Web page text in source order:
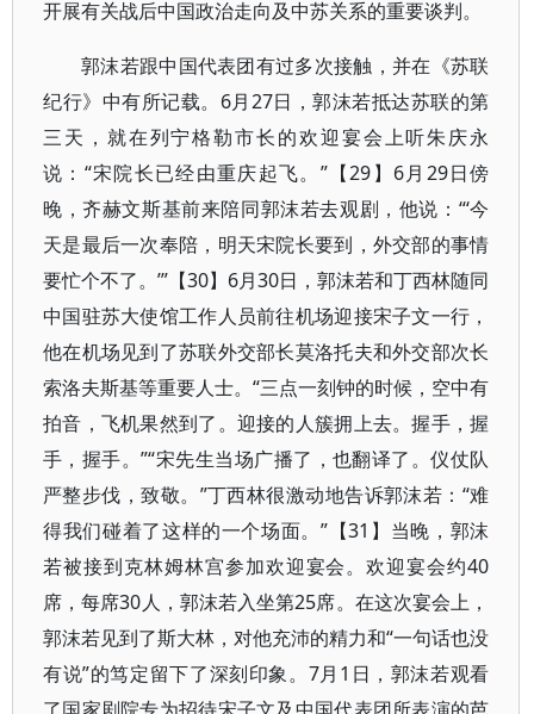
开展有关战后中国政治走向及中苏关系的重要谈判。
郭沫若跟中国代表团有过多次接触，并在《苏联
纪行》中有所记载。6月27日，郭沫若抵达苏联的第
三天，就在列宁格勒市长的欢迎宴会上听朱庆永
说：“宋院长已经由重庆起飞。”【29】6月29日傍
晚，齐赫文斯基前来陪同郭沫若去观剧，他说：“‘今
天是最后一次奉陪，明天宋院长要到，外交部的事情
要忙个不了。’”【30】6月30日，郭沫若和丁西林随同
中国驻苏大使馆工作人员前往机场迎接宋子文一行，
他在机场见到了苏联外交部长莫洛托夫和外交部次长
索洛夫斯基等重要人士。“三点一刻钟的时候，空中有
拍音，飞机果然到了。迎接的人簇拥上去。握手，握
手，握手。”“宋先生当场广播了，也翻译了。仪仗队
严整步伐，致敬。”丁西林很激动地告诉郭沫若：“难
得我们碰着了这样的一个场面。”【31】当晚，郭沫
若被接到克林姆林宫参加欢迎宴会。欢迎宴会约40
席，每席30人，郭沫若入坐第25席。在这次宴会上，
郭沫若见到了斯大林，对他充沛的精力和“一句话也没
有说”的笃定留下了深刻印象。7月1日，郭沫若观看